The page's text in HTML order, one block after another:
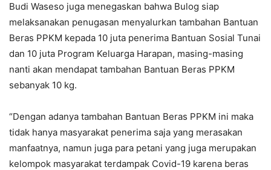
Budi Waseso juga menegaskan bahwa Bulog siap
melaksanakan penugasan menyalurkan tambahan Bantuan
Beras PPKM kepada 10 juta penerima Bantuan Sosial Tunai
dan 10 juta Program Keluarga Harapan, masing-masing
nanti akan mendapat tambahan Bantuan Beras PPKM
sebanyak 10 kg.
“Dengan adanya tambahan Bantuan Beras PPKM ini maka
tidak hanya masyarakat penerima saja yang merasakan
manfaatnya, namun juga para petani yang juga merupakan
kelompok masyarakat terdampak Covid-19 karena beras